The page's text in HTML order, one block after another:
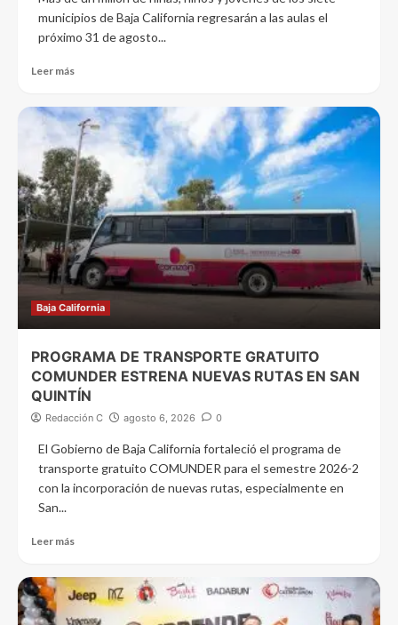
municipios de Baja California regresarán a las aulas el
próximo 31 de agosto...
Leer más
Baja California
PROGRAMA DE TRANSPORTE GRATUITO
COMUNDER ESTRENA NUEVAS RUTAS EN SAN
QUINTÍN
Redacción C agosto 6, 2026 0
El Gobierno de Baja California fortaleció el programa de
transporte gratuito COMUNDER para el semestre 2026-2
con la incorporación de nuevas rutas, especialmente en
San...
Leer más